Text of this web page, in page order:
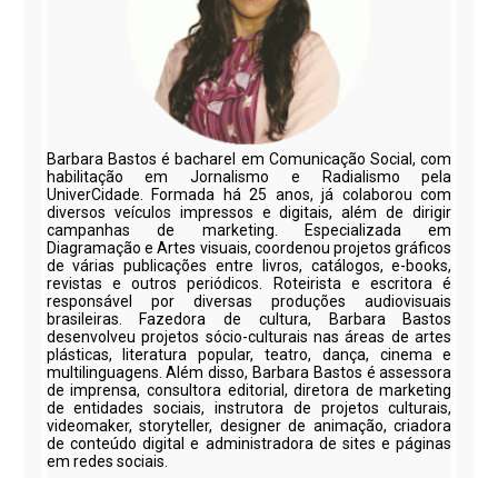
Barbara Bastos é bacharel em Comunicação Social, com
habilitação em Jornalismo e Radialismo pela
UniverCidade. Formada há 25 anos, já colaborou com
diversos veículos impressos e digitais, além de dirigir
campanhas de marketing. Especializada em
Diagramação e Artes visuais, coordenou projetos gráficos
de várias publicações entre livros, catálogos, e-books,
revistas e outros periódicos. Roteirista e escritora é
responsável por diversas produções audiovisuais
brasileiras. Fazedora de cultura, Barbara Bastos
desenvolveu projetos sócio-culturais nas áreas de artes
plásticas, literatura popular, teatro, dança, cinema e
multilinguagens. Além disso, Barbara Bastos é assessora
de imprensa, consultora editorial, diretora de marketing
de entidades sociais, instrutora de projetos culturais,
videomaker, storyteller, designer de animação, criadora
de conteúdo digital e administradora de sites e páginas
em redes sociais.